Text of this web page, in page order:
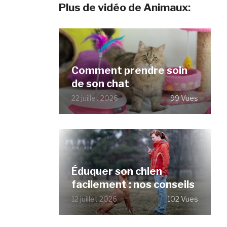
Plus de vidéo de Animaux:
Comment prendre soin
de son chat
22 juillet 2026 99 Vues
Éduquer son chien
facilement : nos conseils
12 juillet 2026 102 Vues